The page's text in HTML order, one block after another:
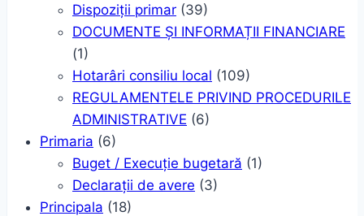
Dispoziții primar (39)
DOCUMENTE ȘI INFORMAȚII FINANCIARE
(1)
Hotarâri consiliu local (109)
REGULAMENTELE PRIVIND PROCEDURILE
ADMINISTRATIVE (6)
Primaria (6)
Buget / Execuție bugetară (1)
Declarații de avere (3)
Principala (18)